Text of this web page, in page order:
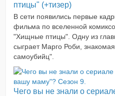
птицы" (+тизер)
В сети появились первые
фильма по вселенной
"Хищные птицы". Одну из
сыграет Марго Роби,
самоубийц".
Чего вы не знали о